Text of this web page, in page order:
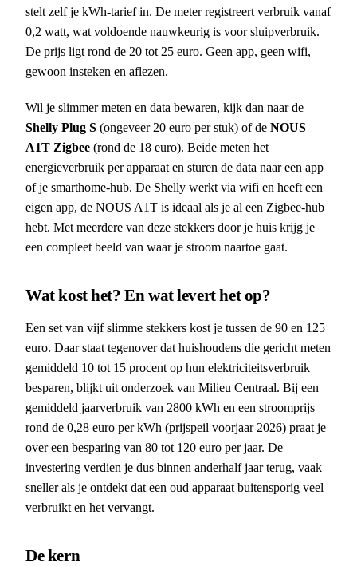
stelt zelf je kWh-tarief in. De meter registreert verbruik vanaf
0,2 watt, wat voldoende nauwkeurig is voor sluipverbruik.
De prijs ligt rond de 20 tot 25 euro. Geen app, geen wifi,
gewoon insteken en aflezen.
Wil je slimmer meten en data bewaren, kijk dan naar de
Shelly Plug S (ongeveer 20 euro per stuk) of de NOUS
A1T Zigbee (rond de 18 euro). Beide meten het
energieverbruik per apparaat en sturen de data naar een app
of je smarthome-hub. De Shelly werkt via wifi en heeft een
eigen app, de NOUS A1T is ideaal als je al een Zigbee-hub
hebt. Met meerdere van deze stekkers door je huis krijg je
een compleet beeld van waar je stroom naartoe gaat.
Wat kost het? En wat levert het op?
Een set van vijf slimme stekkers kost je tussen de 90 en 125
euro. Daar staat tegenover dat huishoudens die gericht meten
gemiddeld 10 tot 15 procent op hun elektriciteitsverbruik
besparen, blijkt uit onderzoek van Milieu Centraal. Bij een
gemiddeld jaarverbruik van 2800 kWh en een stroomprijs
rond de 0,28 euro per kWh (prijspeil voorjaar 2026) praat je
over een besparing van 80 tot 120 euro per jaar. De
investering verdien je dus binnen anderhalf jaar terug, vaak
sneller als je ontdekt dat een oud apparaat buitensporig veel
verbruikt en het vervangt.
De kern